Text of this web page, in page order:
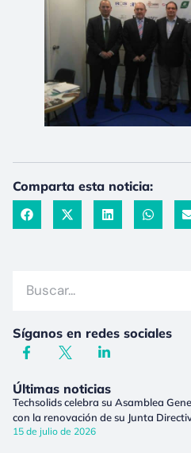
Comparta esta noticia:
Síganos en redes sociales
Últimas noticias
Techsolids celebra su Asamblea
con la renovación de su Junta
15 de julio de 2026